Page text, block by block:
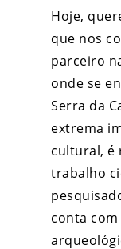
Hoje,
que nos
parceiro
onde se
Serra da
extrema
cultural, é
trabalho
conta